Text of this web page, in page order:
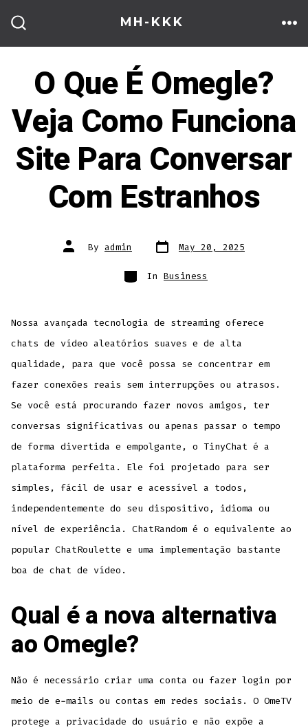
content
MH-KKK
O Que É Omegle?
Veja Como Funciona
Site Para Conversar
Com Estranhos
Post
author
By admin Post
date
May 20, 2025
Categories
In Business
Nossa avançada tecnologia de streaming oferece
chats de vídeo aleatórios suaves e de alta
qualidade, para que você possa se concentrar em
fazer conexões reais sem interrupções ou atrasos.
Se você está procurando fazer novos amigos, ter
conversas significativas ou apenas passar o tempo
de forma divertida e empolgante, o TinyChat é a
plataforma perfeita. Ele foi projetado para ser
simples, fácil de usar e acessível a todos,
independentemente do seu dispositivo, idioma ou
nível de experiência. ChatRandom é o equivalente ao
popular ChatRoulette e uma implementação bastante
boa de chat de vídeo.
Qual é a nova alternativa
ao Omegle?
Não é necessário criar uma conta ou fazer login por
meio de e-mails ou contas em redes sociais. O OmeTV
protege a privacidade do usuário e não expõe a